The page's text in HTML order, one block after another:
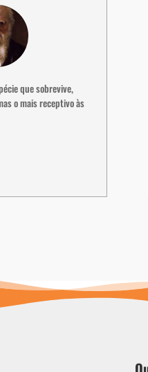
que sobrevive,
o mais receptivo às